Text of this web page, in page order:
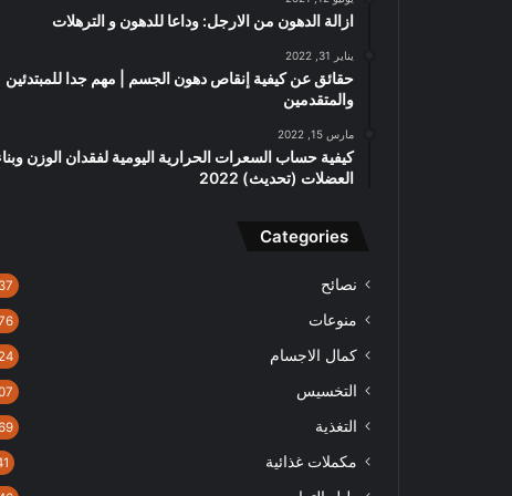
ازالة الدهون من الارجل: وداعا للدهون و الترهلات
يناير 31, 2022
حقائق عن كيفية إنقاص دهون الجسم | مهم جدا للمبتدئين
والمتقدمين
مارس 15, 2022
كيفية حساب السعرات الحرارية اليومية لفقدان الوزن
العضلات (تحديث) 2022
Categories
نصائح
منوعات
كمال الاجسام
التخسيس
التغذية
مكملات غذائية